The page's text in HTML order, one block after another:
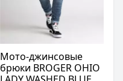
Мото-джинсовые
брюки BROGER OHIO